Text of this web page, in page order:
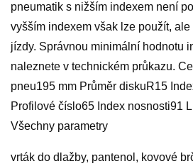
pneumatik s nižším indexem není
vyšším indexem však lze použít,
jízdy. Správnou minimální hodnotu
naleznete v technickém průkazu.
pneu195 mm Průměr diskuR15
Profilové číslo65 Index nosnosti91
Všechny parametry
vrták do dlažby, pantenol, kovové